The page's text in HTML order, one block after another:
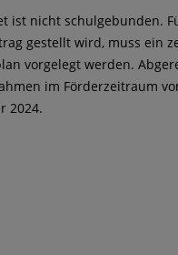
ist nicht schulgebunden.
gestellt wird, muss ein
vorgelegt werden.
im Förderzeitraum
2024.